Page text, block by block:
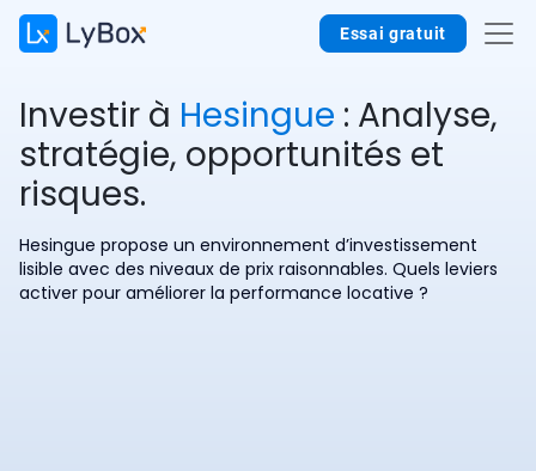
Essai gratuit
Investir à Hesingue : Analyse,
stratégie, opportunités et
risques.
Hesingue propose un environnement d’investissement
lisible avec des niveaux de prix raisonnables. Quels leviers
activer pour améliorer la performance locative ?